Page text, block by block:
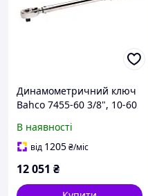
Динамометричний ключ
Bahco 7455-60 3/8", 10-60
В наявності
від 1205₴/міс
12 051 ₴